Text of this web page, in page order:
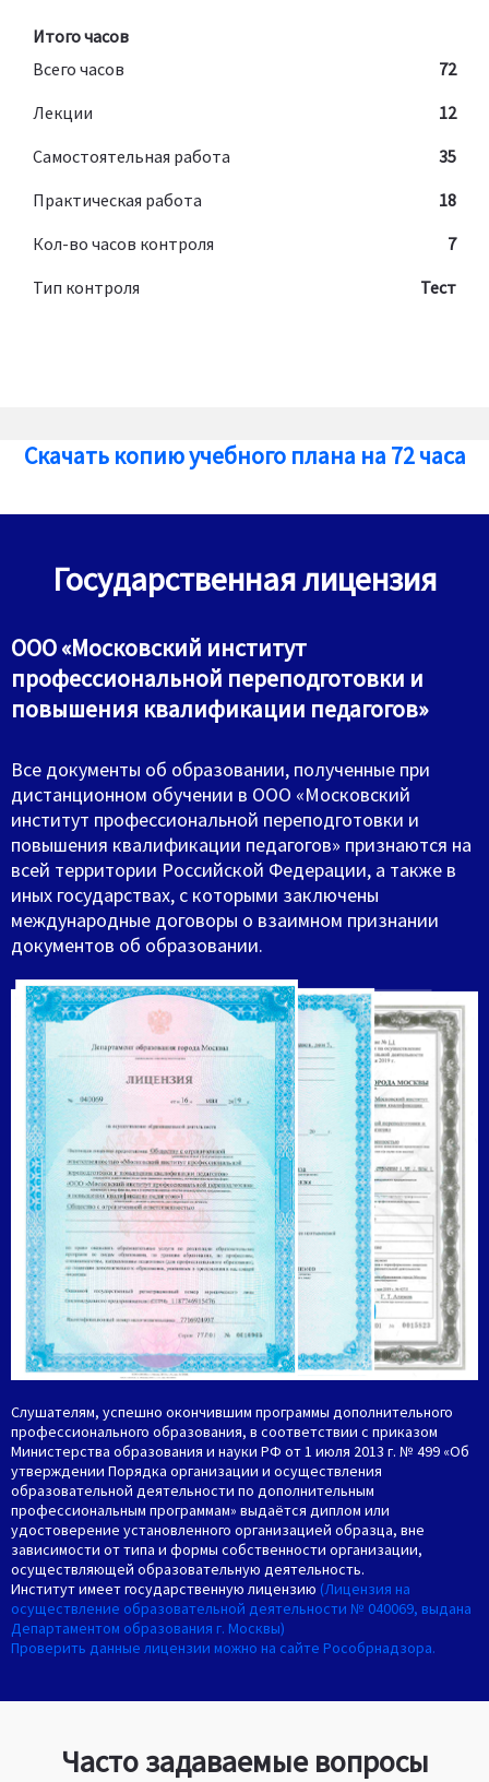
Итого часов
Всего часов
72
Лекции
12
Самостоятельная работа
35
Практическая работа
18
Кол-во часов контроля
7
Тип контроля
Тест
Скачать копию учебного плана на 72 часа
Государственная лицензия
ООО «Московский институт
профессиональной переподготовки и
повышения квалификации педагогов»
Все документы об образовании, полученные при
дистанционном обучении в ООО «Московский
институт профессиональной переподготовки и
повышения квалификации педагогов» признаются на
всей территории Российской Федерации, а также в
иных государствах, с которыми заключены
международные договоры о взаимном признании
документов об образовании.
Слушателям, успешно окончившим программы дополнительного
профессионального образования, в соответствии с приказом
Министерства образования и науки РФ от 1 июля 2013 г. № 499 «Об
утверждении Порядка организации и осуществления
образовательной деятельности по дополнительным
профессиональным программам» выдаётся диплом или
удостоверение установленного организацией образца, вне
зависимости от типа и формы собственности организации,
осуществляющей образовательную деятельность.
Институт имеет государственную лицензию (Лицензия на
осуществление образовательной деятельности № 040069, выдана
Департаментом образования г. Москвы)
Проверить данные лицензии можно на сайте Рособрнадзора.
Часто задаваемые вопросы